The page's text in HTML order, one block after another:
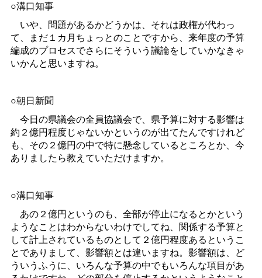
○溝口知事
いや、問題があるかどうかは、それは政権が代わっ
て、まだ１カ月ちょっとのことですから、来年度の予算
編成のプロセスでさらにそういう議論をしていかなきゃ
いかんと思いますね。
○朝日新聞
今日の県議会の全員協議会で、県予算に対する影響は
約２億円程度じゃないかというのが出てたんですけれど
も、その２億円の中で特に懸念しているところとか、今
ありましたら教えていただけますか。
○溝口知事
あの２億円というのも、全部が停止になるとかという
ようなことはわからないわけでしてね、関係する予算と
して計上されているものとして２億円程度あるというこ
とでありまして、影響額とは違いますね。影響額は、ど
ういうふうに、いろんな予算の中でもいろんな項目があ